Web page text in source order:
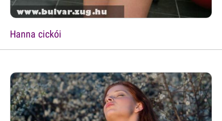
Hanna cickói